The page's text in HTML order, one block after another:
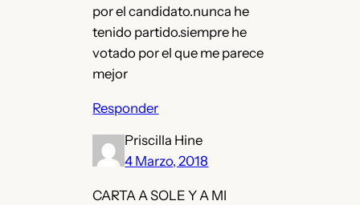
por el candidato.nunca he
tenido partido.siempre he
votado por el que me parece
mejor
Responder
Priscilla Hine
4 Marzo, 2018
CARTA A SOLE Y A MI